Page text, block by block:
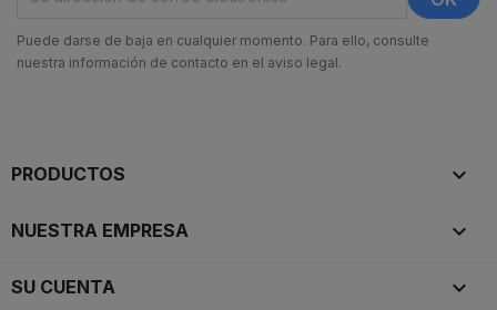
Puede darse de baja en cualquier momento. Para ello, consulte
nuestra información de contacto en el aviso legal.
PRODUCTOS 
NUESTRA EMPRESA 
SU CUENTA 